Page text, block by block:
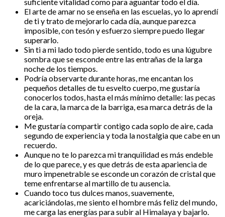
El arte de amar no se enseña en las escuelas, yo lo aprendí
de ti y trato de mejorarlo cada día, aunque parezca
imposible, con tesón y esfuerzo siempre puedo llegar
superarlo.
Sin ti a mi lado todo pierde sentido, todo es una lúgubre
sombra que se esconde entre las entrañas de la larga
noche de los tiempos.
Podría observarte durante horas, me encantan los
pequeños detalles de tu esvelto cuerpo, me gustaría
conocerlos todos, hasta el más mínimo detalle: las pecas
de la cara, la marca de la barriga, esa marca detrás de la
oreja.
Me gustaría compartir contigo cada soplo de aire, cada
segundo de experiencia y toda la nostalgia que cabe en un
recuerdo.
Aunque no te lo parezca mi tranquilidad es más endeble
de lo que parece, y es que detrás de esta apariencia de
muro impenetrable se esconde un corazón de cristal que
teme enfrentarse al martillo de tu ausencia.
Cuando toco tus dulces manos, suavemente,
acariciándolas, me siento el hombre más feliz del mundo,
me carga las energías para subir al Himalaya y bajarlo.